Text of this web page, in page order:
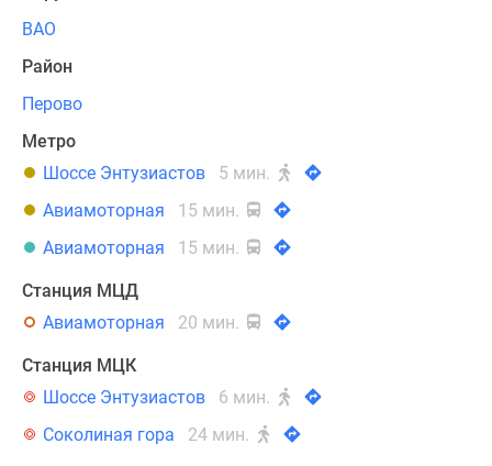
спальнями
с
Из
большей
части
открываются
живописные
на
Измайловский
расположенный
всего
в
ВАО
Район
Перово
Метро
Шоссе Энтузиастов
5 мин.
Авиамоторная
15 мин.
Авиамоторная
15 мин.
Станция МЦД
Авиамоторная
20 мин.
Станция МЦК
Шоссе Энтузиастов
6 мин.
Соколиная гора
24 мин.